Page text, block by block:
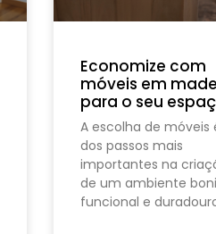
Economize com
móveis em
para o seu
A escolha de móveis
dos passos mais
importantes na
de um ambiente
funcional e